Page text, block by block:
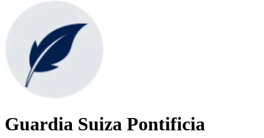
Guardia Suiza Pontificia